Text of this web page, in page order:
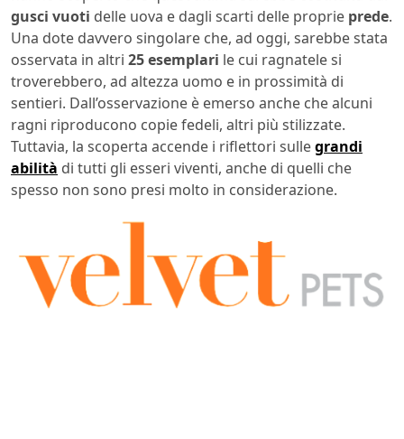
gusci vuoti delle uova e dagli scarti delle proprie prede.
Una dote davvero singolare che, ad oggi, sarebbe stata
osservata in altri 25 esemplari le cui ragnatele si
troverebbero, ad altezza uomo e in prossimità di
sentieri. Dall’osservazione è emerso anche che alcuni
ragni riproducono copie fedeli, altri più stilizzate.
Tuttavia, la scoperta accende i riflettori sullegrandi
abilità di tutti gli esseri viventi, anche di quelli che
spesso non sono presi molto in considerazione.